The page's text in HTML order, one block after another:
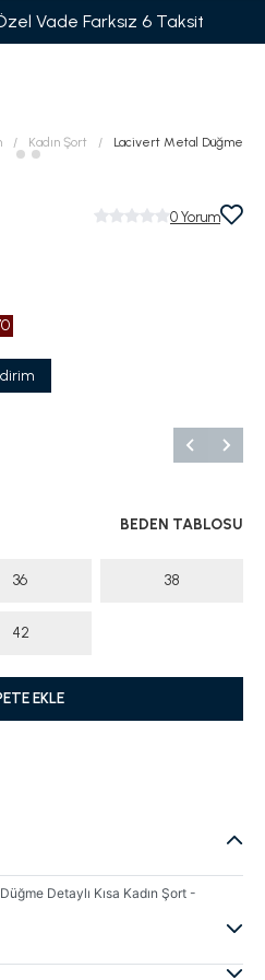
Vade Farksız 6 Taksit
Kadın Şort Lacivert Metal Düğme
0 Yorum
BEDEN TABLOSU
36 38
42
EKLE
Detaylı Kısa Kadın Şort -